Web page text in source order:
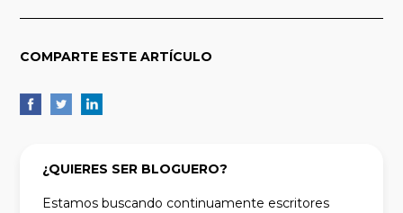
COMPARTE ESTE ARTÍCULO
¿QUIERES SER BLOGUERO?
Estamos buscando continuamente escritores